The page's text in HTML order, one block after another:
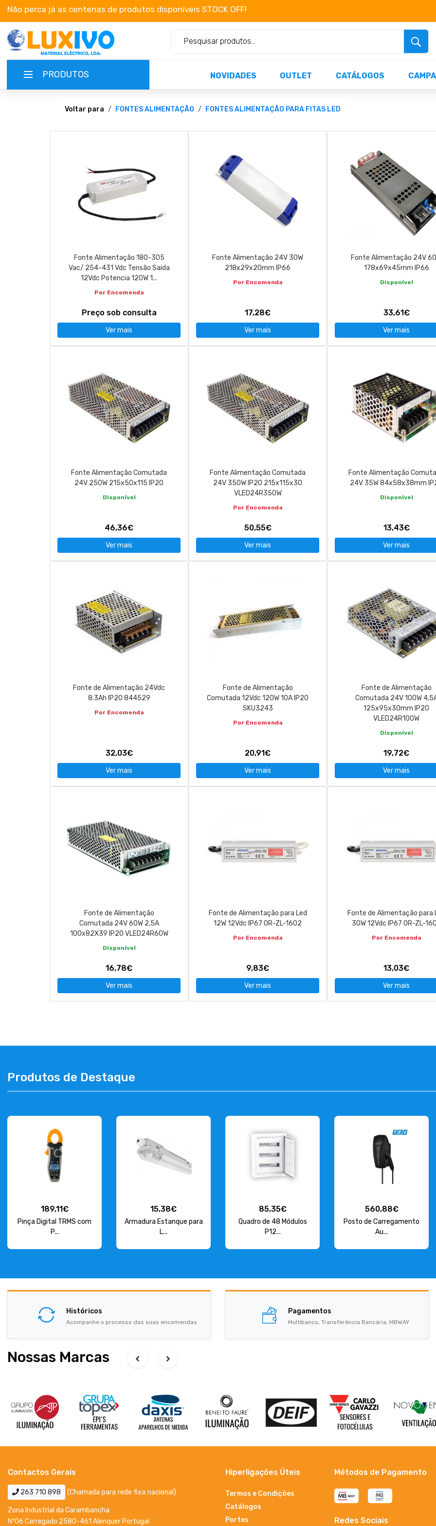
Não perca já as centenas de produtos disponíveis STOCK OFF! Não perca já as centenas de produtos
PRODUTOS NOVIDADES OUTLET CATÁLOGOS
TERMOS E CONDIÇÕES
geral@luxivo.pt
Voltar para FONTES ALIMENTAÇÃO FONTES ALIMENTAÇÃO PARA FITAS LED
Fonte Alimentação 180-305
Vac/ 254-431 Vdc Tensão Saida
12Vdc Potencia 120W 1...
Por Encomenda
Preço sob consulta
Ver mais
Fonte Alimentação 24V 30W
218x29x20mm IP66
Por Encomenda
17,28€
Ver mais
Fonte Alimentação 24V
178x69x45mm IP66
Disponível
33,61€
Ver mais
Fonte Alimentação Comutada
24V 250W 215x50x115 IP20
Disponível
46,36€
Ver mais
Fonte Alimentação Comutada
24V 350W IP20 215x115x30
VLED24R350W
Por Encomenda
50,55€
Ver mais
Fonte Alimentação
24V 35W 84x58x38mm
Disponível
13,43€
Ver mais
Fonte de Alimentação 24Vdc
8.3Ah IP20 844529
Por Encomenda
32,03€
Ver mais
Fonte de Alimentação
Comutada 12Vdc 120W 10A IP20
SKU3243
Por Encomenda
20,91€
Ver mais
Fonte de Alimentação
Comutada 24V 100W
125x95x30mm IP20
VLED24R100W
Disponível
19,72€
Ver mais
Fonte de Alimentação
Comutada 24V 60W 2,5A
100x82X39 IP20 VLED24R60W
Disponível
16,78€
Ver mais
Fonte de Alimentação para Led
12W 12Vdc IP67 OR-ZL-1602
Por Encomenda
9,83€
Ver mais
Fonte de Alimentação para
30W 12Vdc IP67 OR-ZL-
Por Encomenda
13,03€
Ver mais
Produtos de Destaque
189,11€
Pinça Digital TRMS com
P...
15,38€
Armadura Estanque para
L...
85,35€
Quadro de 48 Módulos
P12...
560,88€
Posto de Carregamento
Au...
Históricos
Acompanhe o processo das suas encomendas
Pagamentos
Multibanco, Transferência Bancária, MBWAY
Nossas Marcas
Contactos Gerais
263 710 898 (Chamada para rede fixa nacional)
Zona Industrial da Carambancha
Nº06 Carregado 2580-461 Alenquer Portugal
Hiperligações Úteis
Termos e Condições
Catálogos
Portes
Métodos de Pagamento
Redes Sociais